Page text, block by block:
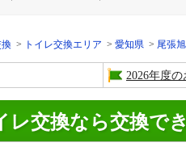
換 トイレ交換エリア 愛知県 尾張
2026年度
レ交換なら交換で